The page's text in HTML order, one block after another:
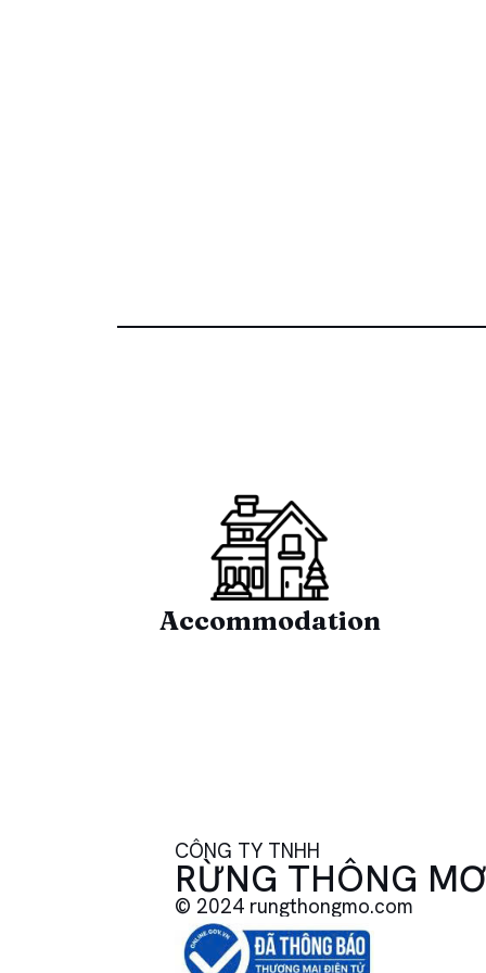
Accommodation
CÔNG TY TNHH
RỪNG THÔNG MƠ
© 2024 rungthongmo.com